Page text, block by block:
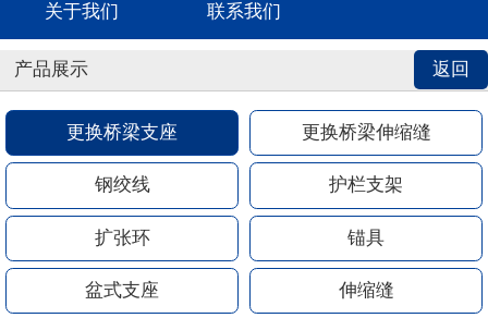
关于我们 联系我们
返回
产品展示
更换桥梁支座 更换桥梁伸缩缝
钢绞线 护栏支架
扩张环 锚具
盆式支座 伸缩缝